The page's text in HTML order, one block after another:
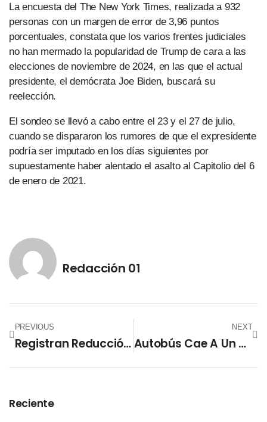
La encuesta del The New York Times, realizada a 932
personas con un margen de error de 3,96 puntos
porcentuales, constata que los varios frentes judiciales
no han mermado la popularidad de Trump de cara a las
elecciones de noviembre de 2024, en las que el actual
presidente, el demócrata Joe Biden, buscará su
reelección.
El sondeo se llevó a cabo entre el 23 y el 27 de julio,
cuando se dispararon los rumores de que el expresidente
podría ser imputado en los días siguientes por
supuestamente haber alentado el asalto al Capitolio del 6
de enero de 2021.
Redacción 01
PREVIOUS
Registran Reducción Del 85.7% De Fallecidos En Accidentes De Tránsito
NEXT
Autobús Cae A Un Abismo En Perú Y Deja Al Menos 10 Muertos
Reciente